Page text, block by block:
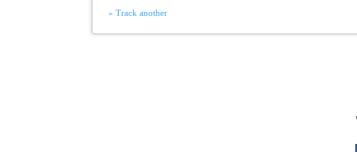
« Track another